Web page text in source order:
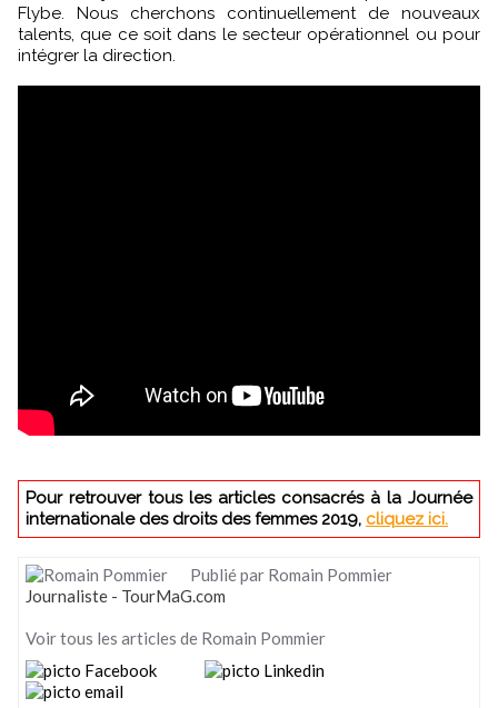
Flybe. Nous cherchons continuellement de nouveaux
talents, que ce soit dans le secteur opérationnel ou pour
intégrer la direction.
Pour retrouver tous les articles consacrés à la Journée
internationale des droits des femmes 2019, cliquez ici.
Publié par Romain Pommier
Journaliste - TourMaG.com
Voir tous les articles de Romain Pommier